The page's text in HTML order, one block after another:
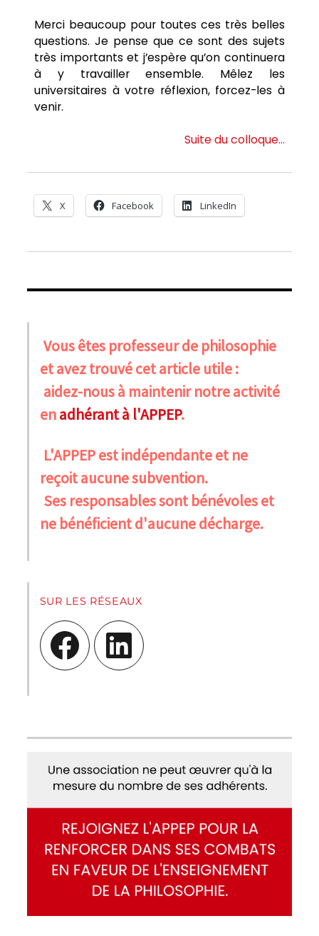
Merci beaucoup pour toutes ces très belles
questions. Je pense que ce sont des sujets
très importants et j’espère qu’on continuera
à y travailler ensemble. Mêlez les
universitaires à votre réflexion, forcez-les à
venir.
Suite du colloque…
X Facebook LinkedIn
Vous êtes professeur de philosophie
et avez trouvé cet article utile :
aidez-nous à maintenir notre activité
enadhérant à l'APPEP.
L'APPEP est indépendante et ne
reçoit aucune subvention.
Ses responsables sont bénévoles et
ne bénéficient d'aucune décharge.
SUR LES RÉSEAUX